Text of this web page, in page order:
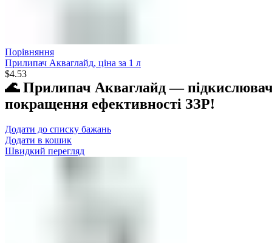
Порівняння
Прилипач Акваглайд, ціна за 1 л
$4.53
🌊 Прилипач Акваглайд — підкислювач
покращення ефективності ЗЗР!
Додати до списку бажань
Додати в кошик
Швидкий перегляд